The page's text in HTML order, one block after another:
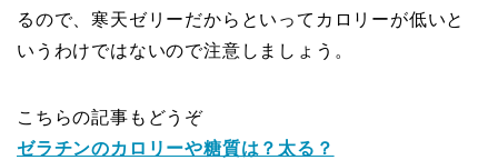
るので、寒天ゼリーだからといってカロリーが低いと
いうわけではないので注意しましょう。
こちらの記事もどうぞ
ゼラチンのカロリーや糖質は？太る？